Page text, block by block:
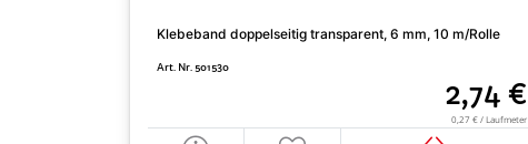
Klebeband doppelseitig transparent, 6 mm, 10 m/Rolle
Art. Nr. 501530
2,74 €
0,27 € / Laufmeter